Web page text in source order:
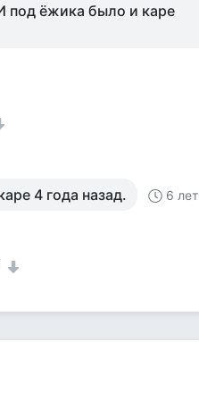
под ёжика было и каре
4 года назад. 6 лет